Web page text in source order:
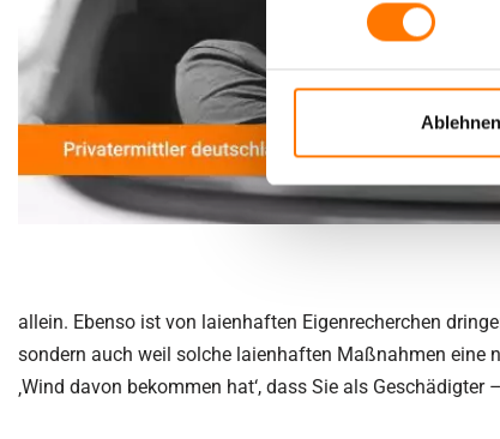
Ablehnen
allein. Ebenso ist von laienhaften Eigenrecherchen
sondern auch weil solche laienhaften Maßnahmen eine
‚Wind davon bekommen hat‘, dass Sie als